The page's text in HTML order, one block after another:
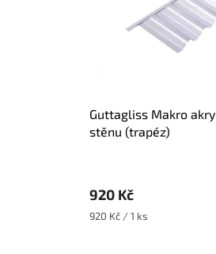
Guttagliss Makro akrylové napojení na čelní
stěnu (trapéz)
920 Kč
Měrná
920 Kč / 1 ks